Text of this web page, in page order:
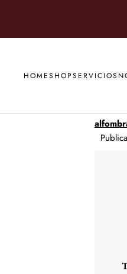
HOMESHOPSERVICIOS